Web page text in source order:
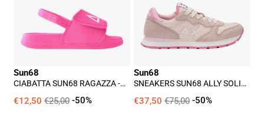
Fuxia
Sun68
CIABATTA SUN68 RAGAZZA -
€12,50 €25,00 -50%
Ragazza
-
Rosa
Sun68
SNEAKERS SUN68 ALLY SOLID
€37,50 €75,00 -50%